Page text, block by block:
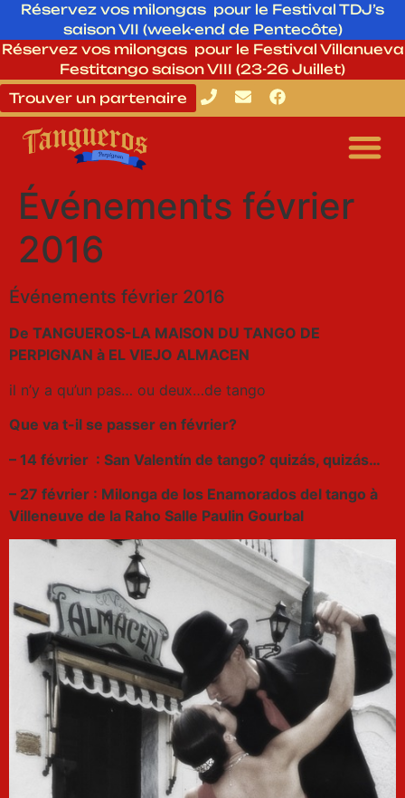
Réservez vos milongas pour le Festival TDJ’s
saison VII (week-end de Pentecôte)
Réservez vos milongas pour le Festival Villanueva
Festitango saison VIII (23-26 Juillet)
Trouver un partenaire
Événements février
2016
Événements février 2016
De TANGUEROS-LA MAISON DU TANGO DE
PERPIGNAN à EL VIEJO ALMACEN
il n’y a qu’un pas… ou deux…de tango
Que va t-il se passer en février?
– 14 février : San Valentín de tango? quizás, quizás…
– 27 février : Milonga de los Enamorados del tango à
Villeneuve de la Raho Salle Paulin Gourbal